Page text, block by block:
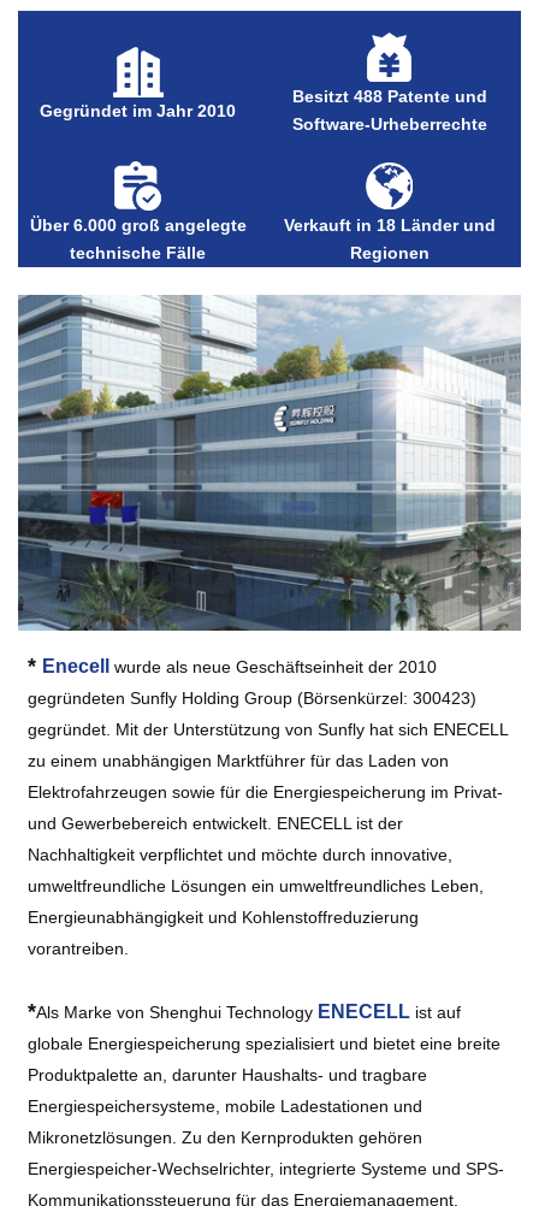
Gegründet im Jahr 2010
Besitzt 488 Patente und
Software-Urheberrechte
Über 6.000 groß angelegte
technische Fälle
Verkauft in 18 Länder und
Regionen
* Enecell
wurde als neue Geschäftseinheit der 2010
gegründeten Sunfly Holding Group (Börsenkürzel: 300423)
gegründet. Mit der Unterstützung von Sunfly hat sich ENECELL
zu einem unabhängigen Marktführer für das Laden von
Elektrofahrzeugen sowie für die Energiespeicherung im Privat-
und Gewerbebereich entwickelt. ENECELL ist der
Nachhaltigkeit verpflichtet und möchte durch innovative,
umweltfreundliche Lösungen ein umweltfreundliches Leben,
Energieunabhängigkeit und Kohlenstoffreduzierung
vorantreiben.
*Als Marke von Shenghui Technology ENECELL ist auf
globale Energiespeicherung spezialisiert und bietet eine breite
Produktpalette an, darunter Haushalts- und tragbare
Energiespeichersysteme, mobile Ladestationen und
Mikronetzlösungen. Zu den Kernprodukten gehören
Energiespeicher-Wechselrichter, integrierte Systeme und SPS-
Kommunikationssteuerung für das Energiemanagement.